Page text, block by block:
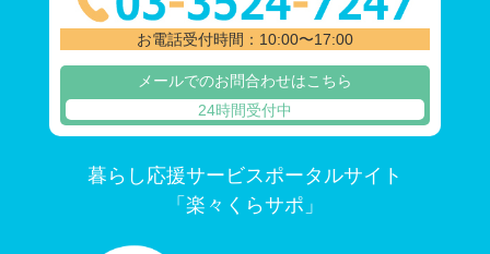
お電話受付時間：10:00〜17:00
メールでのお問合わせはこちら
24時間受付中
暮らし応援サービスポータルサイト
「楽々くらサポ」